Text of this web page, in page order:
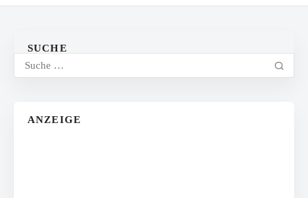
SUCHE
ANZEIGE